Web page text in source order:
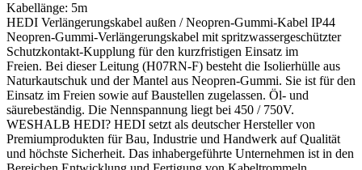
Kabellänge: 5m
HEDI Verlängerungskabel außen / Neopren-Gummi-Kabel IP44
Neopren-Gummi-Verlängerungskabel mit spritzwassergeschützter
Schutzkontakt-Kupplung für den kurzfristigen Einsatz im
Freien. Bei dieser Leitung (H07RN-F) besteht die Isolierhülle aus
Naturkautschuk und der Mantel aus Neopren-Gummi. Sie ist für den
Einsatz im Freien sowie auf Baustellen zugelassen. Öl- und
säurebeständig. Die Nennspannung liegt bei 450 / 750V.
WESHALB HEDI? HEDI setzt als deutscher Hersteller von
Premiumprodukten für Bau, Industrie und Handwerk auf Qualität
und höchste Sicherheit. Das inhabergeführte Unternehmen ist in den